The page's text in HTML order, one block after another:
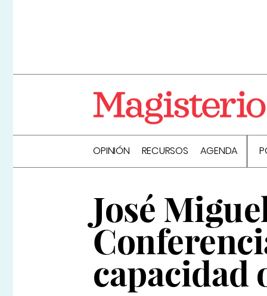
OPINIÓN RECURSOS AGENDA
José
capacidad